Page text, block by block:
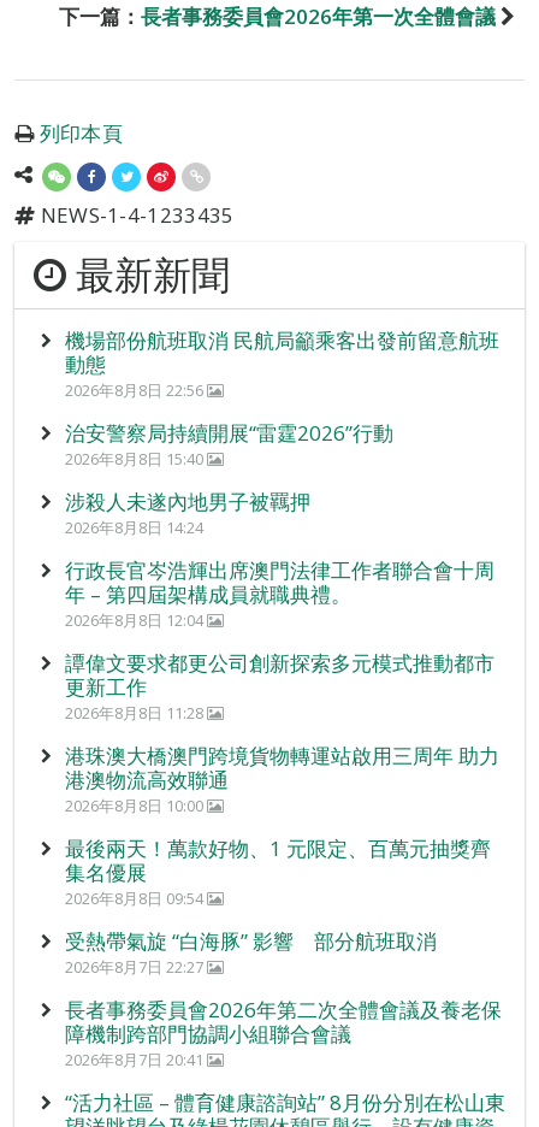
下一篇： 長者事務委員會2026年第一次全體會議
列印本頁
NEWS-1-4-1233435
最新新聞
機場部份航班取消 民航局籲乘客出發前留意航班
動態
2026年8月8日 22:56
治安警察局持續開展“雷霆2026”行動
2026年8月8日 15:40
涉殺人未遂內地男子被羈押
2026年8月8日 14:24
行政長官岑浩輝出席澳門法律工作者聯合會十周
年 – 第四屆架構成員就職典禮。
2026年8月8日 12:04
譚偉文要求都更公司創新探索多元模式推動都市
更新工作
2026年8月8日 11:28
港珠澳大橋澳門跨境貨物轉運站啟用三周年 助力
港澳物流高效聯通
2026年8月8日 10:00
最後兩天！萬款好物、1 元限定、百萬元抽獎齊
集名優展
2026年8月8日 09:54
受熱帶氣旋 “白海豚” 影響 部分航班取消
2026年8月7日 22:27
長者事務委員會2026年第二次全體會議及養老保
障機制跨部門協調小組聯合會議
2026年8月7日 20:41
“活力社區 – 體育健康諮詢站” 8月份分別在松山東